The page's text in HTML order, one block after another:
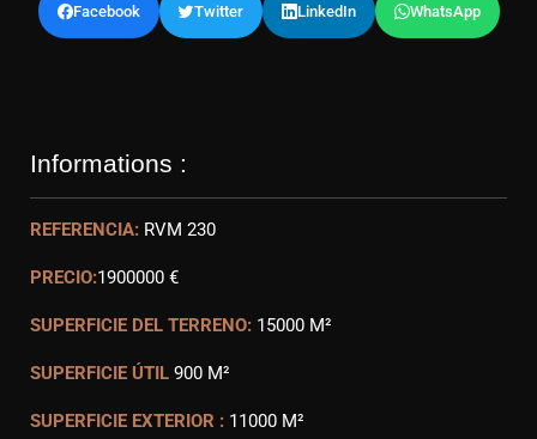
Facebook Twitter LinkedIn WhatsApp
Informations :
REFERENCIA: RVM 230
PRECIO:1900000 €
SUPERFICIE DEL TERRENO: 15000 M²
SUPERFICIE ÚTIL 900 M²
SUPERFICIE EXTERIOR : 11000 M²